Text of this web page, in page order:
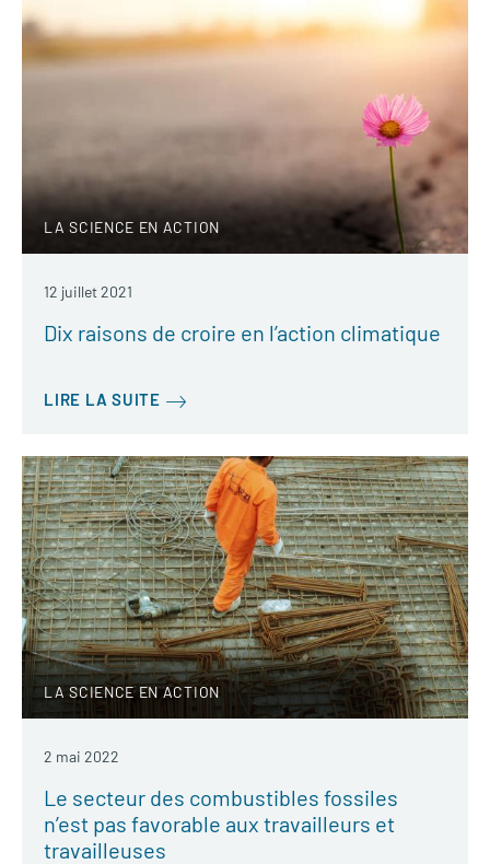
LA SCIENCE EN ACTION
12 juillet 2021
Dix raisons de croire en l’action climatique
LIRE LA SUITE
LA SCIENCE EN ACTION
2 mai 2022
Le secteur des combustibles fossiles
n’est pas favorable aux travailleurs et
travailleuses